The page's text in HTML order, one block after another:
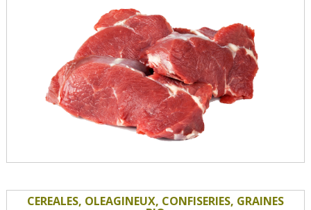
CEREALES, OLEAGINEUX, CONFISERIES, GRAINES